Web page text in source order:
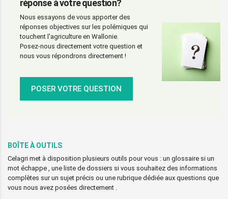
réponse à votre question?
Nous essayons de vous apporter des
réponses objectives sur les polémiques qui
touchent l'agriculture en Wallonie.
Posez-nous directement votre question et
nous vous répondrons directement !
POSER VOTRE QUESTION
BOÎTE À OUTILS
Celagri met à disposition plusieurs outils pour vous : un glossaire si un
mot échappe , une liste de dossiers si vous souhaitez des informations
complètes sur un sujet précis ou une rubrique dédiée aux questions que
vous nous avez posées directement .